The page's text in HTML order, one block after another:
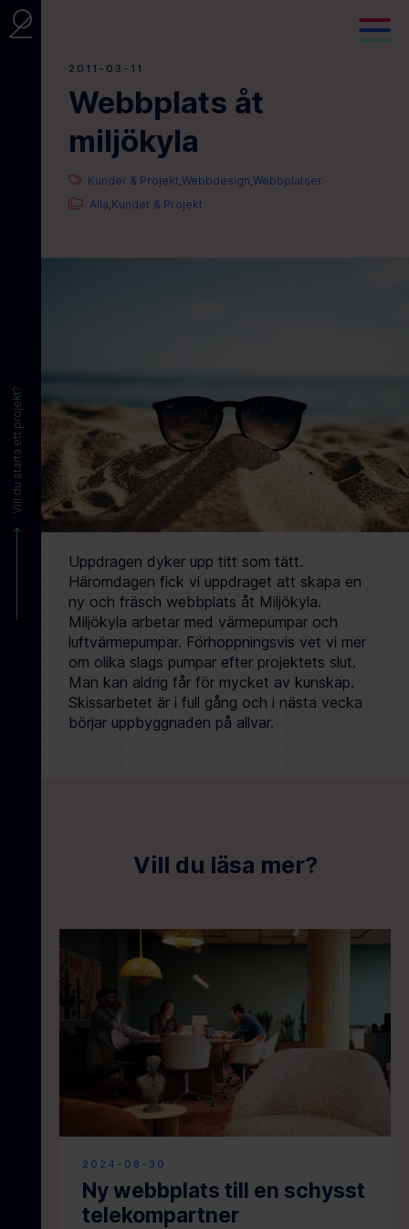
Vill du starta ett projekt?
2011-03-11
Webbplats åt
miljökyla
Kunder & Projekt ,Webbdesign ,Webbplatser
Alla Kunder & Projekt
Uppdragen dyker upp titt som tätt.
Häromdagen fick vi uppdraget att skapa en
ny och fräsch webbplats åt Miljökyla.
Miljökyla arbetar med värmepumpar och
luftvärmepumpar. Förhoppningsvis vet vi mer
om olika slags pumpar efter projektets slut.
Man kan aldrig får för mycket av kunskap.
Skissarbetet är i full gång och i nästa vecka
börjar uppbyggnaden på allvar.
Vill du läsa mer?
2024-08-30
Ny webbplats till en schysst
telekompartner